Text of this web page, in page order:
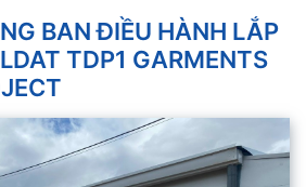
BAN ĐIỀU HÀNH LẮP
TDP1 GARMENTS